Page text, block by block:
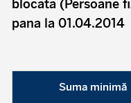
blocata (Persoane
pana la 01.04.2014
Suma minimă